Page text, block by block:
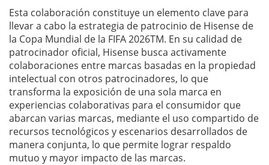
Esta colaboración constituye un elemento clave para
llevar a cabo la estrategia de patrocinio de Hisense de
la Copa Mundial de la FIFA 2026TM. En su calidad de
patrocinador oficial, Hisense busca activamente
colaboraciones entre marcas basadas en la propiedad
intelectual con otros patrocinadores, lo que
transforma la exposición de una sola marca en
experiencias colaborativas para el consumidor que
abarcan varias marcas, mediante el uso compartido de
recursos tecnológicos y escenarios desarrollados de
manera conjunta, lo que permite lograr respaldo
mutuo y mayor impacto de las marcas.